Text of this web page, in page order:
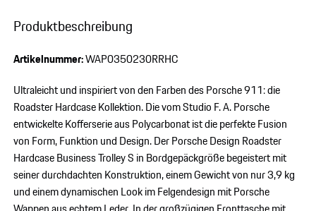
Produktbeschreibung
Artikelnummer:WAP0350230RRHC
Ultraleicht und inspiriert von den Farben des Porsche 911: die
Roadster Hardcase Kollektion. Die vom Studio F. A. Porsche
entwickelte Kofferserie aus Polycarbonat ist die perfekte Fusion
von Form, Funktion und Design. Der Porsche Design Roadster
Hardcase Business Trolley S in Bordgepäckgröße begeistert mit
seiner durchdachten Konstruktion, einem Gewicht von nur 3,9 kg
und einem dynamischen Look im Felgendesign mit Porsche